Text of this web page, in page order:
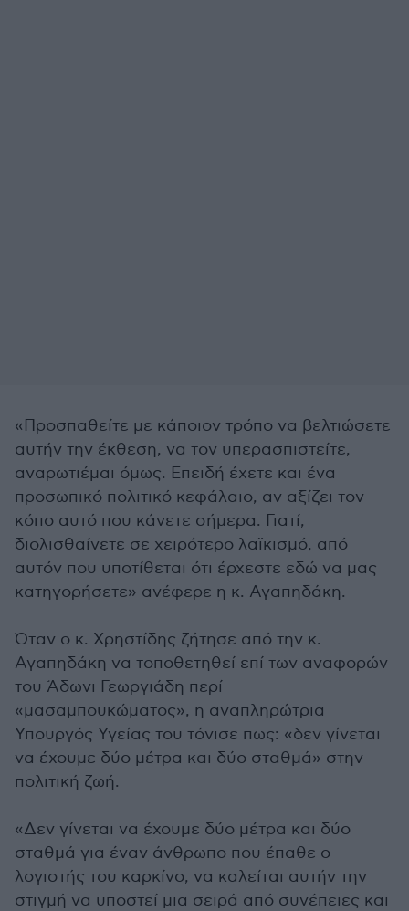
«Προσπαθείτε με κάποιον τρόπο να βελτιώσετε
αυτήν την έκθεση, να τον υπερασπιστείτε,
αναρωτιέμαι όμως. Επειδή έχετε και ένα
προσωπικό πολιτικό κεφάλαιο, αν αξίζει τον
κόπο αυτό που κάνετε σήμερα. Γιατί,
διολισθαίνετε σε χειρότερο λαϊκισμό, από
αυτόν που υποτίθεται ότι έρχεστε εδώ να μας
κατηγορήσετε» ανέφερε η κ. Αγαπηδάκη.
Όταν ο κ. Χρηστίδης ζήτησε από την κ.
Αγαπηδάκη να τοποθετηθεί επί των αναφορών
του Άδωνι Γεωργιάδη περί
«μασαμπουκώματος», η αναπληρώτρια
Υπουργός Υγείας του τόνισε πως: «δεν γίνεται
να έχουμε δύο μέτρα και δύο σταθμά» στην
πολιτική ζωή.
«Δεν γίνεται να έχουμε δύο μέτρα και δύο
σταθμά για έναν άνθρωπο που έπαθε ο
λογιστής του καρκίνο, να καλείται αυτήν την
στιγμή να υποστεί μια σειρά από συνέπειες και